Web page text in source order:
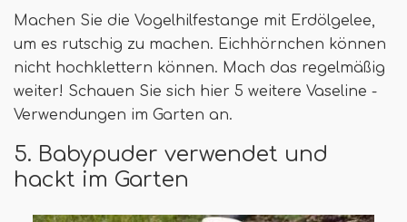
Machen Sie die Vogelhilfestange mit Erdölgelee,
um es rutschig zu machen. Eichhörnchen können
nicht hochklettern können. Mach das regelmäßig
weiter! Schauen Sie sich hier 5 weitere Vaseline -
Verwendungen im Garten an.
5. Babypuder verwendet und
hackt im Garten